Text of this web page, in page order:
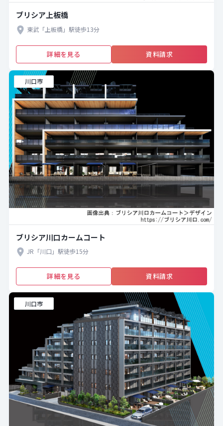
ブリシア上板橋
東武「上板橋」駅徒歩13分
詳細を見る 資料請求
川口市
ブリシア川口カームコート
JR「川口」駅徒歩15分
詳細を見る 資料請求
川口市